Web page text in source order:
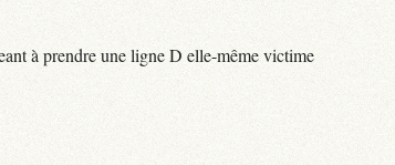
à prendre une ligne D elle-même victime